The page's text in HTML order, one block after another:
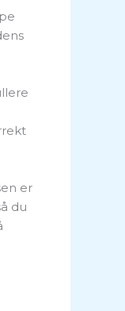
er
du